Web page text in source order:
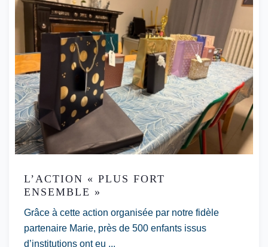
L’ACTION « PLUS FORT
ENSEMBLE »
Grâce à cette action organisée par notre fidèle
partenaire Marie, près de 500 enfants issus
d’institutions ont eu ...